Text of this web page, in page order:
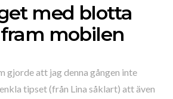
med blotta
mobilen
gjorde att jag denna gången inte
tipset (från Lina såklart) att även